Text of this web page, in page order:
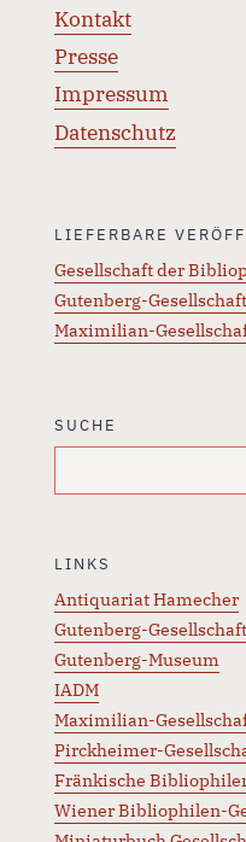
Kontakt
Presse
Impressum
Datenschutz
LIEFERBARE
Gesellschaft der
Gutenberg-Gesellschaft
Maximilian-
SUCHE
LINKS
Antiquariat Hamecher
Gutenberg-Gesellschaft
Gutenberg-Museum
IADM
Maximilian-
Pirckheimer-
Fränkische
Wiener Bibliophilen-